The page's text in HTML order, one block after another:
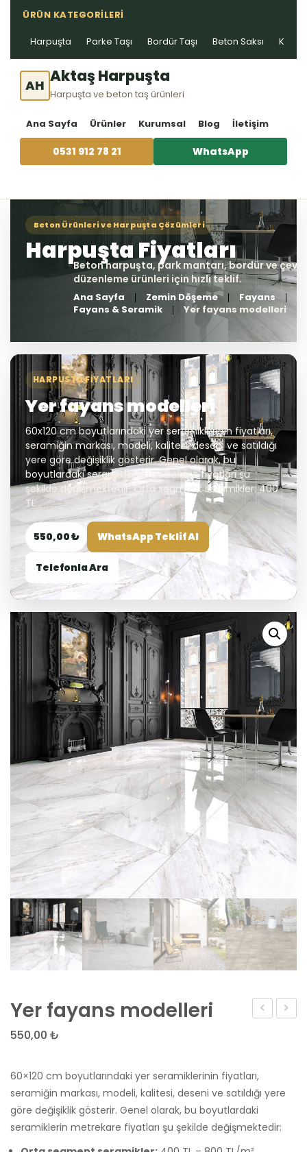
ÜRÜN KATEGORILERI
Harpuşta Parke Taşı Bordür Taşı Beton Saksı Kablo
AH Aktaş Harpuşta
Harpuşta ve beton taş ürünleri
Ana Sayfa Ürünler Kurumsal Blog İletişim
0531 912 78 21 WhatsApp
Ana Sayfa Zemin Döşeme
Fayans
Fayans & Seramik
Yer fayans modelleri
HARPUSTA FIYATLARI
Yer fayans modelleri
60x120 cm boyutlarındaki yer seramiklerinin fiyatları,
seramiğin markası, modeli, kalitesi, deseni ve satıldığı
yere göre değişiklik gösterir. Genel olarak, bu
boyutlardaki seramiklerin metrekare fiyatları şu
şekilde değişmektedir: Orta segment seramikler: 400
TL...
550,00 ₺ WhatsApp Teklif Al
Telefonla Ara
Yer fayans modelleri
550,00 ₺
60×120 cm boyutlarındaki yer seramiklerinin fiyatları,
seramiğin markası, modeli, kalitesi, deseni ve satıldığı yere
göre değişiklik gösterir. Genel olarak, bu boyutlardaki
seramiklerin metrekare fiyatları şu şekilde değişmektedir: